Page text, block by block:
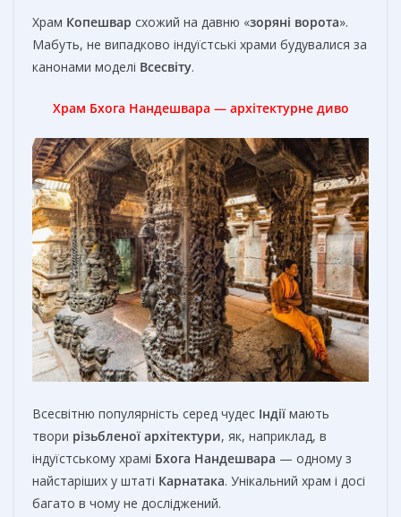
Храм Копешвар схожий на давню «зоряні ворота».
Мабуть, не випадково індуїстські храми будувалися за
канонами моделі Всесвіту.
Храм Бхога Нандешвара — архітектурне диво
Всесвітню популярність серед чудес Індії мають
твори різьбленої архітектури, як, наприклад, в
індуїстському храмі Бхога Нандешвара — одному з
найстаріших у штаті Карнатака. Унікальний храм і досі
багато в чому не досліджений.